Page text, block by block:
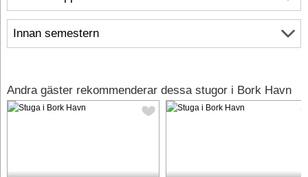
Innan semestern
Andra gäster rekommenderar dessa stugor i Bork Havn